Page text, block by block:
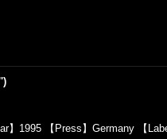
】1995 【Press】Germany 【